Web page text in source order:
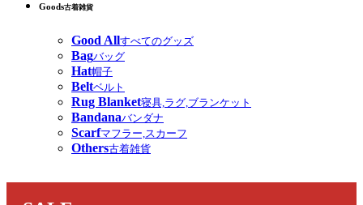
Goods古着雑貨
Good Allすべてのグッズ
Bagバッグ
Hat帽子
Beltベルト
Rug Blanket寝具,ラグ,ブランケット
Bandanaバンダナ
Scarfマフラー,スカーフ
Others古着雑貨